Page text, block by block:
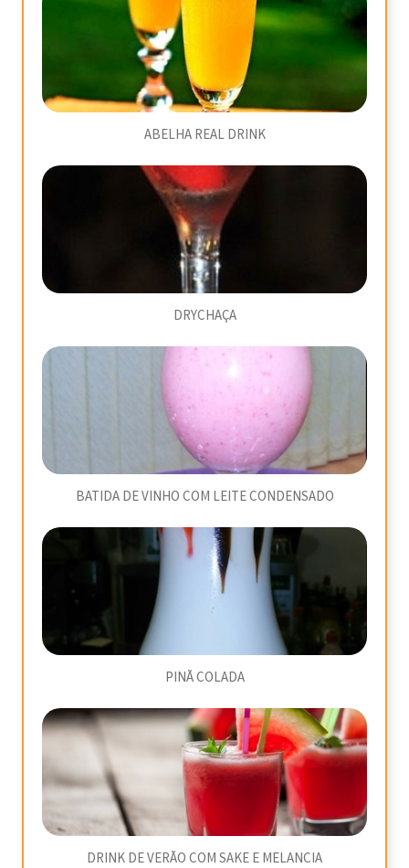
ABELHA REAL DRINK
DRYCHAÇA
BATIDA DE VINHO COM LEITE CONDENSADO
PINÃ COLADA
DRINK DE VERÃO COM SAKE E MELANCIA